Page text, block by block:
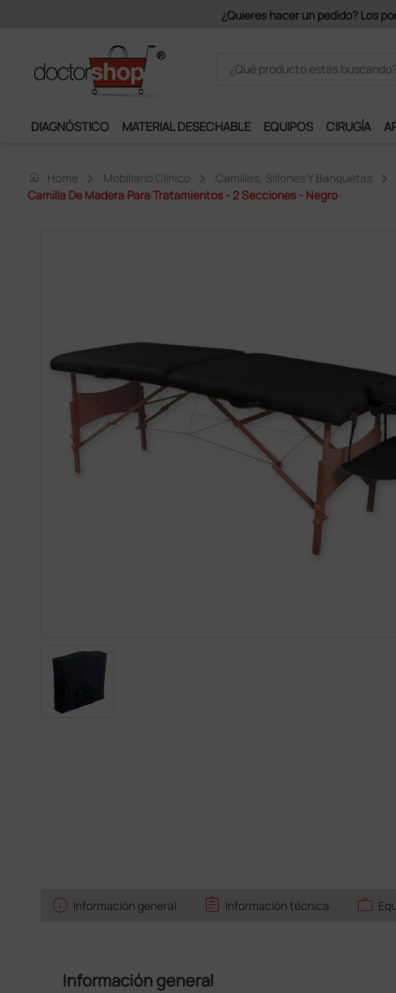
Únete al programa Ds Plus y
DIAGNÓSTICO MATERIAL DESECHABLE EQUIPOS CIRUGÍA
home Home Mobiliario Clínico Camillas, Sillones Y Banquetas
Camilla De Madera Para Tratamientos - 2 Secciones - Negro
info Información general assignment Información técnica work
Información general